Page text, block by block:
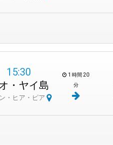
15:30
・ヤイ島
・ヒア・ピア
1 時間 20
分